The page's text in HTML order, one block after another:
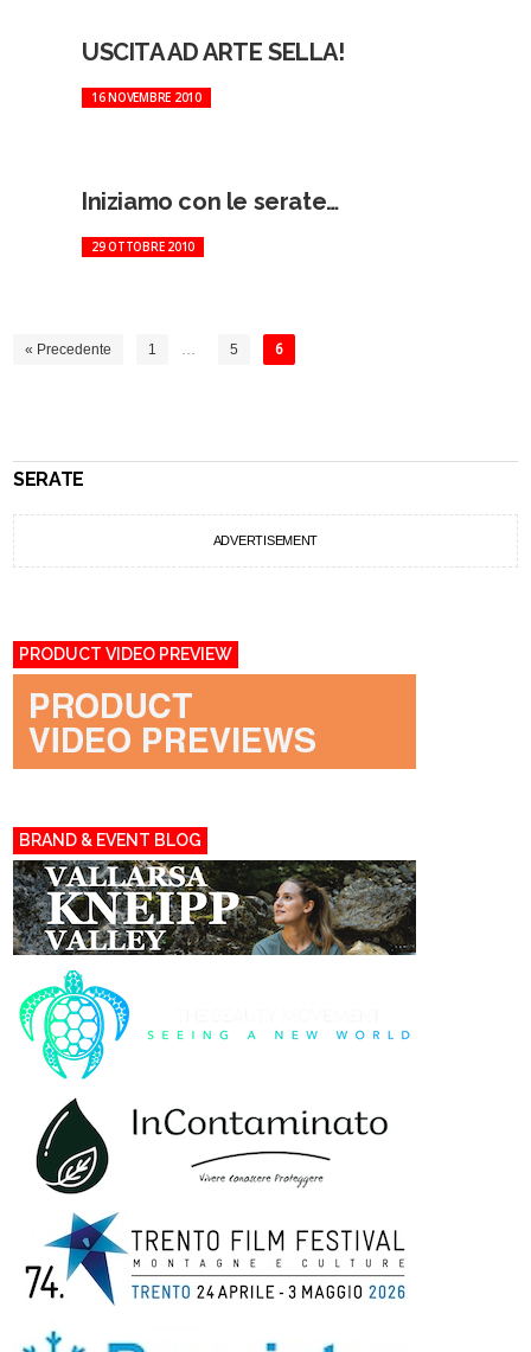
USCITA AD ARTE SELLA!
16 NOVEMBRE 2010
Iniziamo con le serate…
29 OTTOBRE 2010
« Precedente 1 … 5 6
SERATE
ADVERTISEMENT
PRODUCT VIDEO PREVIEW
BRAND & EVENT BLOG